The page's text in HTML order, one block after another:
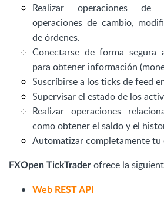
Realizar operaciones de
operaciones de cambio,
de órdenes.
Conectarse de forma segura
para obtener información
Suscríbirse a los ticks de feed
Supervisar el estado de los
Realizar operaciones
como obtener el saldo y el
Automatizar completamente tu
FXOpen TickTrader ofrece la
Web REST API